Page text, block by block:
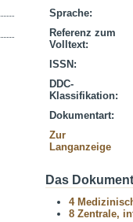
Sprache:
Referenz zum
Volltext:
ISSN:
DDC-
Klassifikation:
Dokumentart:
Zur
Langanzeige
Das
4
8 Zentrale,